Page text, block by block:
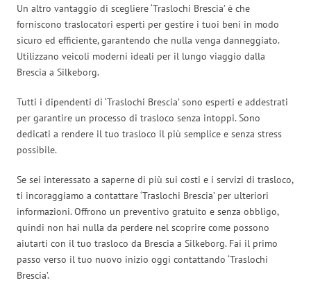
Un altro vantaggio di scegliere ‘Traslochi Brescia’ è che
forniscono traslocatori esperti per gestire i tuoi beni in modo
sicuro ed efficiente, garantendo che nulla venga danneggiato.
Utilizzano veicoli moderni ideali per il lungo viaggio dalla
Brescia a Silkeborg.
Tutti i dipendenti di ‘Traslochi Brescia’ sono esperti e addestrati
per garantire un processo di trasloco senza intoppi. Sono
dedicati a rendere il tuo trasloco il più semplice e senza stress
possibile.
Se sei interessato a saperne di più sui costi e i servizi di trasloco,
ti incoraggiamo a contattare ‘Traslochi Brescia’ per ulteriori
informazioni. Offrono un preventivo gratuito e senza obbligo,
quindi non hai nulla da perdere nel scoprire come possono
aiutarti con il tuo trasloco da Brescia a Silkeborg. Fai il primo
passo verso il tuo nuovo inizio oggi contattando ‘Traslochi
Brescia’.